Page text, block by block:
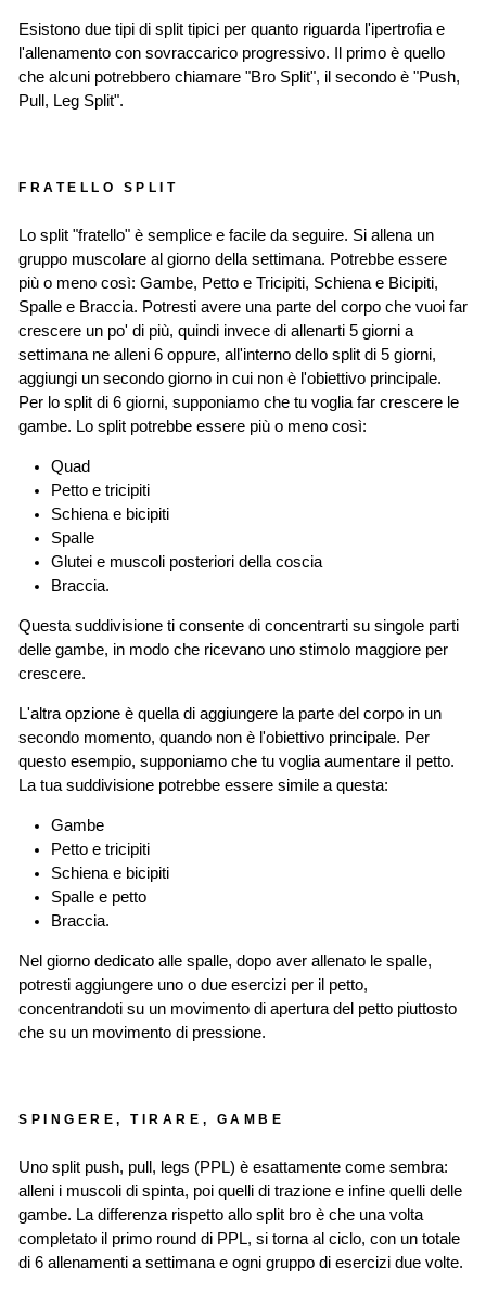
Esistono due tipi di split tipici per quanto riguarda l'ipertrofia e
l'allenamento con sovraccarico progressivo. Il primo è quello
che alcuni potrebbero chiamare "Bro Split", il secondo è "Push,
Pull, Leg Split".
FRATELLO SPLIT
Lo split "fratello" è semplice e facile da seguire. Si allena un
gruppo muscolare al giorno della settimana. Potrebbe essere
più o meno così: Gambe, Petto e Tricipiti, Schiena e Bicipiti,
Spalle e Braccia. Potresti avere una parte del corpo che vuoi far
crescere un po' di più, quindi invece di allenarti 5 giorni a
settimana ne alleni 6 oppure, all'interno dello split di 5 giorni,
aggiungi un secondo giorno in cui non è l'obiettivo principale.
Per lo split di 6 giorni, supponiamo che tu voglia far crescere le
gambe. Lo split potrebbe essere più o meno così:
Quad
Petto e tricipiti
Schiena e bicipiti
Spalle
Glutei e muscoli posteriori della coscia
Braccia.
Questa suddivisione ti consente di concentrarti su singole parti
delle gambe, in modo che ricevano uno stimolo maggiore per
crescere.
L'altra opzione è quella di aggiungere la parte del corpo in un
secondo momento, quando non è l'obiettivo principale. Per
questo esempio, supponiamo che tu voglia aumentare il petto.
La tua suddivisione potrebbe essere simile a questa:
Gambe
Petto e tricipiti
Schiena e bicipiti
Spalle e petto
Braccia.
Nel giorno dedicato alle spalle, dopo aver allenato le spalle,
potresti aggiungere uno o due esercizi per il petto,
concentrandoti su un movimento di apertura del petto piuttosto
che su un movimento di pressione.
SPINGERE, TIRARE, GAMBE
Uno split push, pull, legs (PPL) è esattamente come sembra:
alleni i muscoli di spinta, poi quelli di trazione e infine quelli delle
gambe. La differenza rispetto allo split bro è che una volta
completato il primo round di PPL, si torna al ciclo, con un totale
di 6 allenamenti a settimana e ogni gruppo di esercizi due volte.